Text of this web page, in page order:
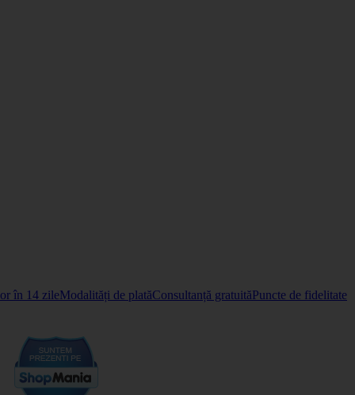
în 14 zileModalități de platăConsultanță gratuităPuncte de fidelitate